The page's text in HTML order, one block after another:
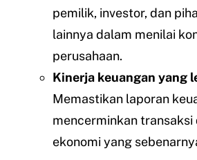
pemilik, investor, dan
lainnya dalam menilai
perusahaan.
Kinerja keuangan yang
Memastikan laporan
mencerminkan transaksi
ekonomi yang